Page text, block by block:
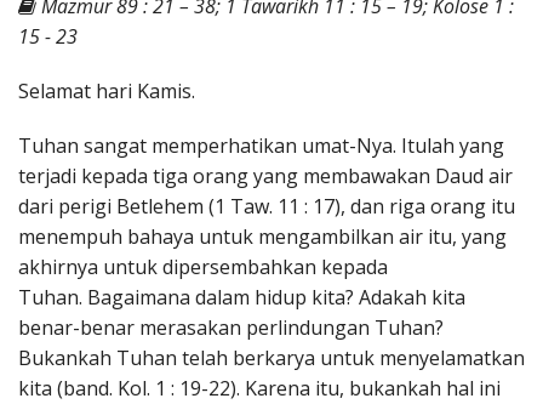
Materi
Penerbitan
Mazmur 89 : 21 – 38; 1 Tawarikh 11 : 15 – 19; Kolose 1 :
15 - 23
Selamat hari Kamis.
Tuhan sangat memperhatikan umat-Nya. Itulah yang
terjadi kepada tiga orang yang membawakan Daud air
dari perigi Betlehem (1 Taw. 11 : 17), dan riga orang itu
menempuh bahaya untuk mengambilkan air itu, yang
akhirnya untuk dipersembahkan kepada
Tuhan. Bagaimana dalam hidup kita? Adakah kita
benar-benar merasakan perlindungan Tuhan?
Bukankah Tuhan telah berkarya untuk menyelamatkan
kita (band. Kol. 1 : 19-22). Karena itu, bukankah hal ini